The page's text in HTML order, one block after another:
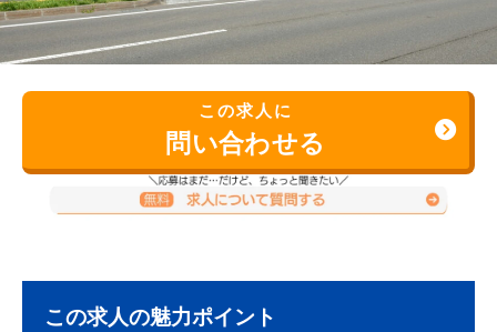
この求人に
問い合わせる
この求人の魅力ポイント